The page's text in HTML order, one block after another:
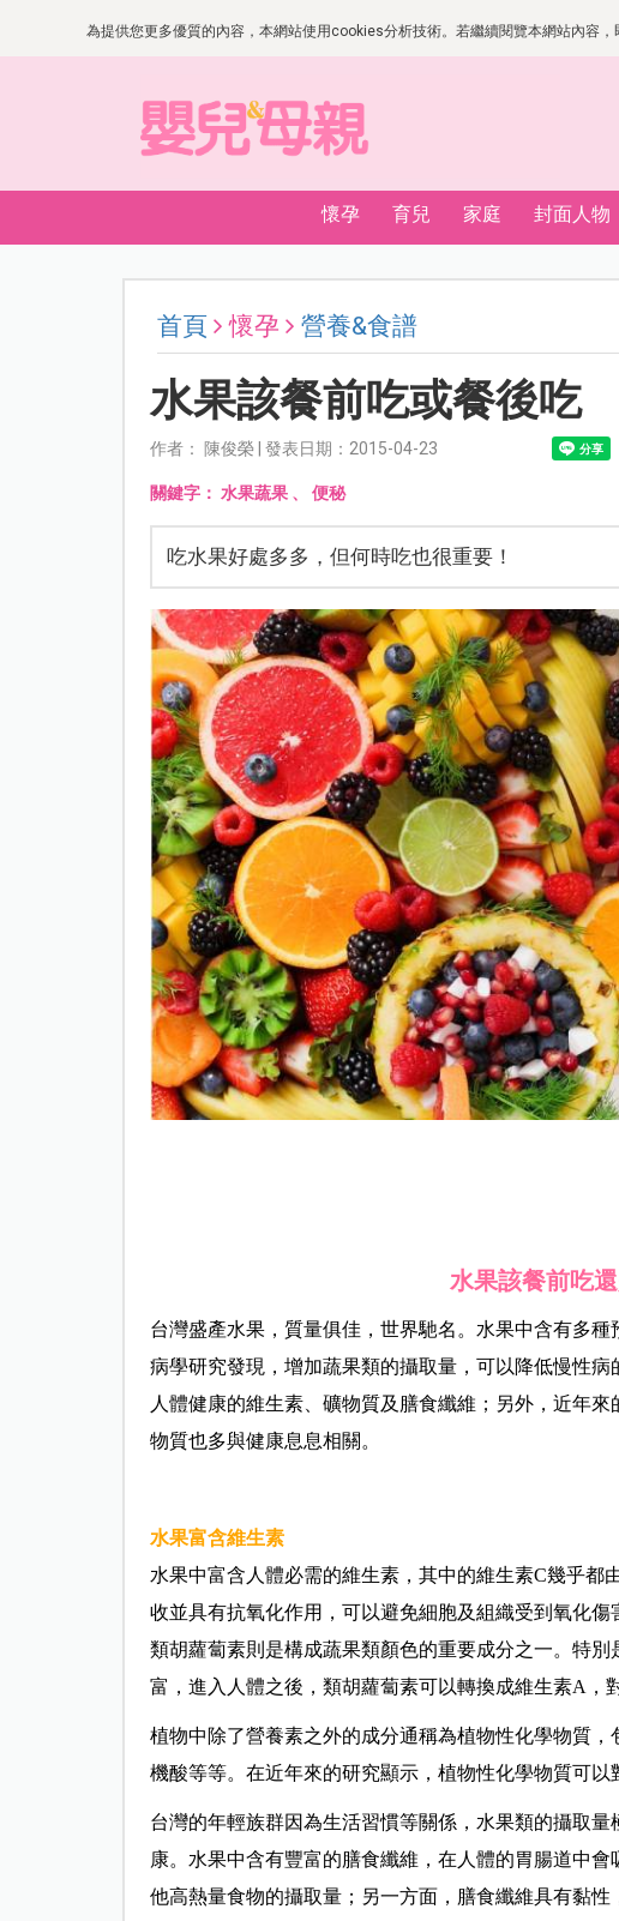
為提供您更多優質的內容，本網站使用cookies分析技術。若繼續閱覽本網站內容
懷孕 育兒 家庭 封面人物
首頁 懷孕 營養&食譜
水果該餐前吃或餐後吃
作者： 陳俊榮 | 發表日期：2015-04-23
關鍵字： 水果蔬果、 便秘
吃水果好處多多，但何時吃也很重要！
水果該餐前吃
台灣盛產水果，質量俱佳，世界馳名。水果中含有多
病學研究發現，增加蔬果類的攝取量，可以降低慢性
人體健康的維生素、礦物質及膳食纖維；另外，近年
物質也多與健康息息相關。
水果富含維生素
水果中富含人體必需的維生素，其中的維生素C幾乎都
收並具有抗氧化作用，可以避免細胞及組織受到氧化傷
類胡蘿蔔素則是構成蔬果類顏色的重要成分之一。特
富，進入人體之後，類胡蘿蔔素可以轉換成維生素A，
植物中除了營養素之外的成分通稱為植物性化學物質
機酸等等。在近年來的研究顯示，植物性化學物質可以
台灣的年輕族群因為生活習慣等關係，水果類的攝取
康。水果中含有豐富的膳食纖維，在人體的胃腸道中
他高熱量食物的攝取量；另一方面，膳食纖維具有黏性